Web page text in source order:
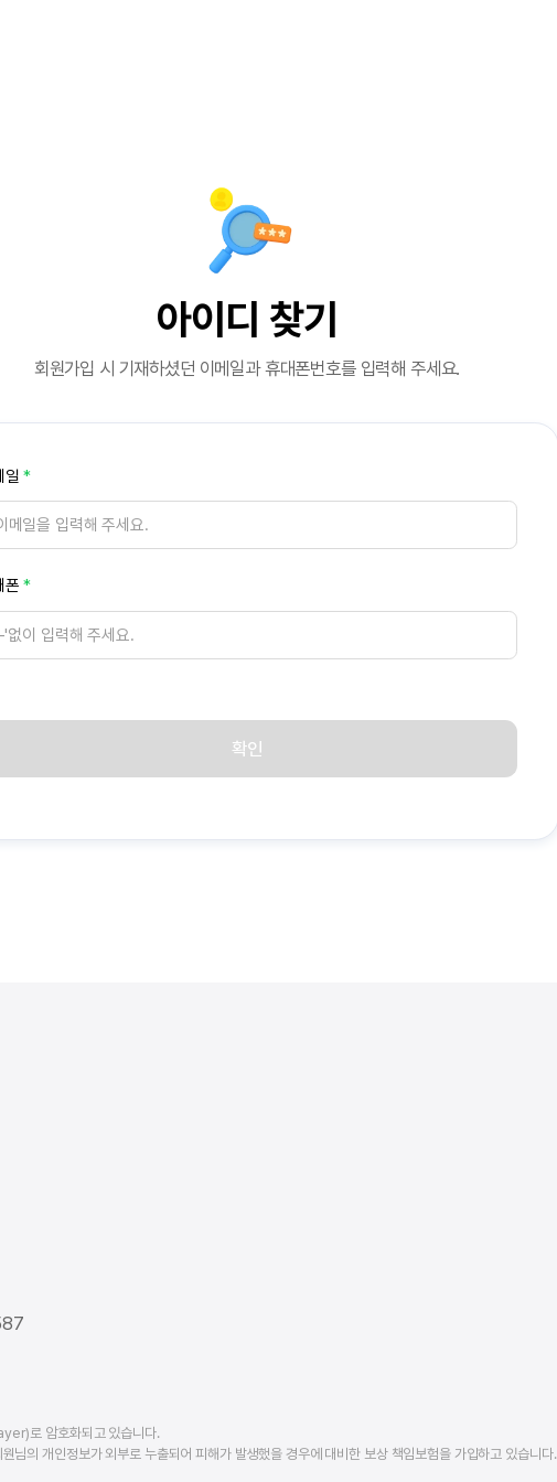
아이디 찾기
회원가입 시 기재하셨던 이메일과 휴대폰번호를 입력해 주세요.
일
폰
확인
로 암호화되고 있습니다.
의 개인정보가 외부로 누출되어 피해가 발생했을 경우에 대비한 보상 책임보험을 가입하고 있습니다.